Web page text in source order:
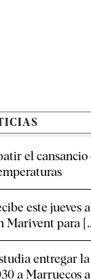
el cansancio​
este jueves
Marivent para
entregar
a Marruecos